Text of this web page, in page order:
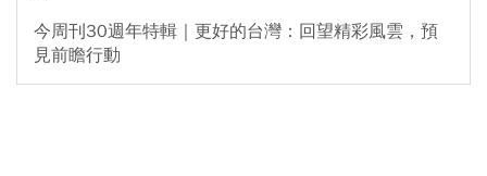
今周刊30週年特輯｜更好的台灣：回望精彩風雲，預
見前瞻行動